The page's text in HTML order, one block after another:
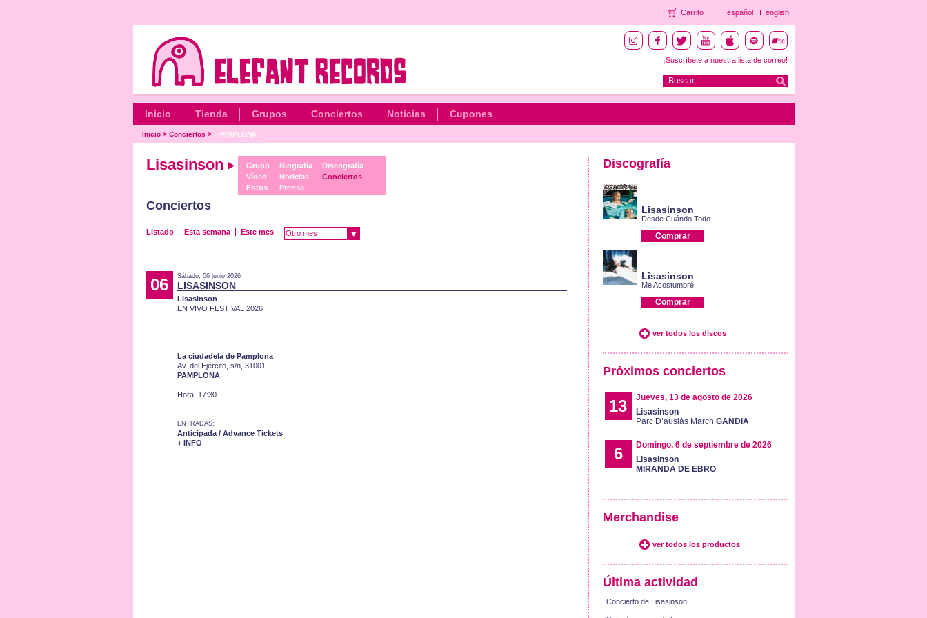
Carrito español english
¡Suscríbete a nuestra lista de correo!
Inicio Tienda Grupos Conciertos Noticias Cupones
Inicio> Conciertos > / PAMPLONA
Lisasinson
Grupo
Vídeo
Fotos
Biografía
Noticias
Prensa
Discografía
Conciertos
Conciertos
Listado Esta semana Este mes Otro mes
06 Sábado, 06 junio 2026
LISASINSON
Lisasinson
EN VIVO FESTIVAL 2026
La ciudadela de Pamplona
Av. del Ejército, s/n, 31001
PAMPLONA
Hora: 17:30
ENTRADAS:
Anticipada / Advance Tickets
+ INFO
Discografía
Lisasinson
Desde Cuándo Todo
Comprar
Lisasinson
Me Acostumbré
Comprar
ver todos los discos
Próximos conciertos
13
Jueves, 13 de agosto de 2026
Lisasinson
Parc D’ausiàs March GANDIA
6
Domingo, 6 de septiembre de 2026
Lisasinson
MIRANDA DE EBRO
Merchandise
ver todos los productos
Última actividad
Concierto de Lisasinson